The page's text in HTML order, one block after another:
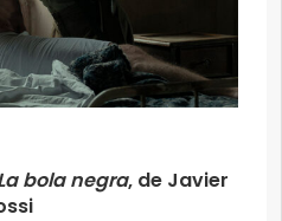
bola negra, de Javier